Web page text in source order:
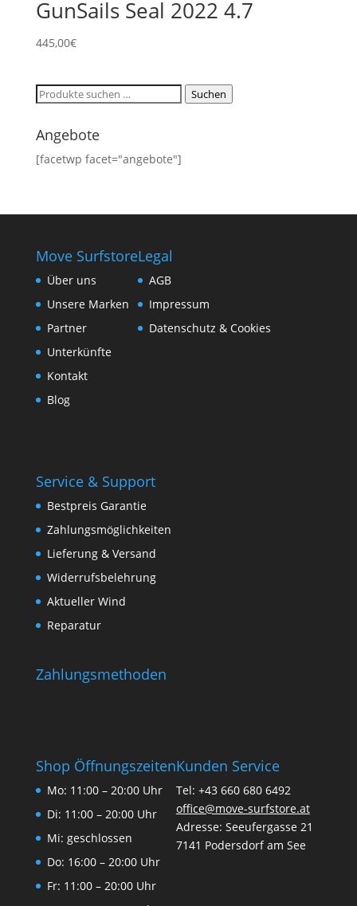
GunSails Seal 2022 4.7
445,00€
Suchen
Suchen
Angebote
[facetwp facet="angebote"]
Move Surfstore
Über uns
Unsere Marken
Partner
Unterkünfte
Kontakt
Blog
Legal
AGB
Impressum
Datenschutz & Cookies
Service & Support
Bestpreis Garantie
Zahlungsmöglichkeiten
Lieferung & Versand
Widerrufsbelehrung
Aktueller Wind
Reparatur
Zahlungsmethoden
Shop Öffnungszeiten
Mo: 11:00 – 20:00 Uhr
Di: 11:00 – 20:00 Uhr
Mi: geschlossen
Do: 16:00 – 20:00 Uhr
Fr: 11:00 – 20:00 Uhr
Kunden Service
Tel: +43 660 680 6492
office@move-surfstore.at
Adresse: Seeufergasse 21
7141 Podersdorf am See